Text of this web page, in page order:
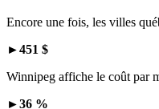
Encore une fois, les villes
►451 $
Winnipeg affiche le coût par
►36 %